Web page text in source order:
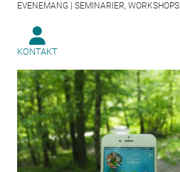
EVENEMANG | SEMINARIER, WORKSHOPS |
KONTAKT